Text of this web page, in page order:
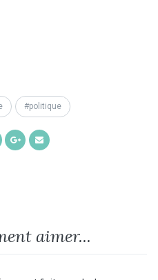
politique
ShareShare
aimer...